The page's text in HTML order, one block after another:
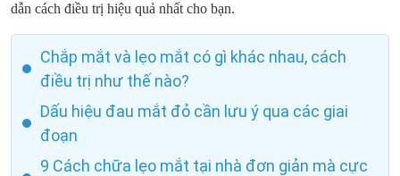
dẫn cách điều trị hiệu quả nhất cho bạn.
Chắp mắt và lẹo mắt có gì khác nhau, cách
điều trị như thế nào?
Dấu hiệu đau mắt đỏ cần lưu ý qua các giai
đoạn
9 Cách chữa lẹo mắt tại nhà đơn giản mà cực